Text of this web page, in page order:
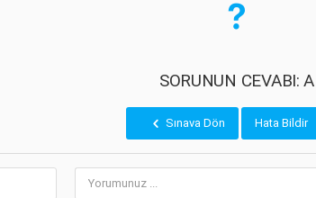
SORUNUN CEVABI: A
Sınava Dön Hata Bildir